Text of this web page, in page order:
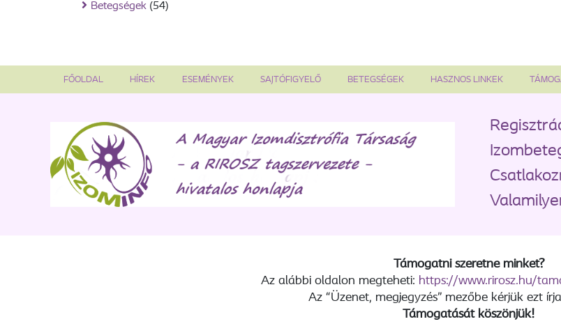
Betegségek (54)
FŐOLDAL HÍREK ESEMÉNYEK SAJTÓFIGYELŐ BETEGSÉGEK HASZNOS LINKEK
Támogatni szeretne minket?
Az alábbi oldalon megteheti: https://www.rirosz.hu/
Az “Üzenet, megjegyzés” mezőbe kérjük ezt
Támogatását köszönjük!